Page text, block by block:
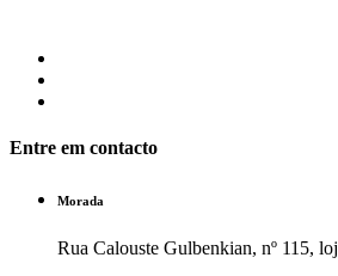
Entre em contacto
Morada
Rua Calouste Gulbenkian, nº 115,